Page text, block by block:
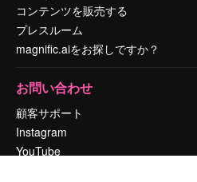
コンテンツを販売する
プレスルーム
magnific.aiをお探しですか？
お問い合わせ
顧客サポート
Instagram
YouTube